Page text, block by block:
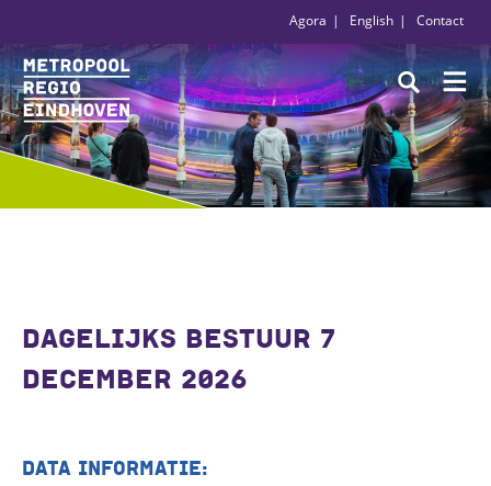
Agora English Contact
DAGELIJKS BESTUUR 7
DECEMBER 2026
DATA INFORMATIE: